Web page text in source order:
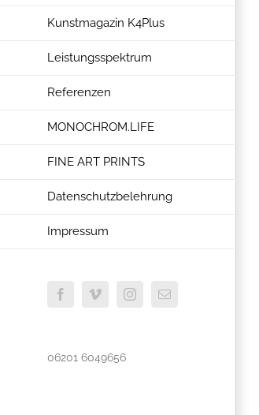
Kunstmagazin K4Plus
Leistungsspektrum
Referenzen
MONOCHROM.LIFE
FINE ART PRINTS
Datenschutzbelehrung
Impressum
FacebookVimeoInstagram
E-
06201 6049656